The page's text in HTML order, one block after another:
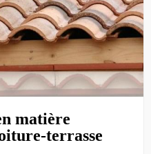
matière
terrasse